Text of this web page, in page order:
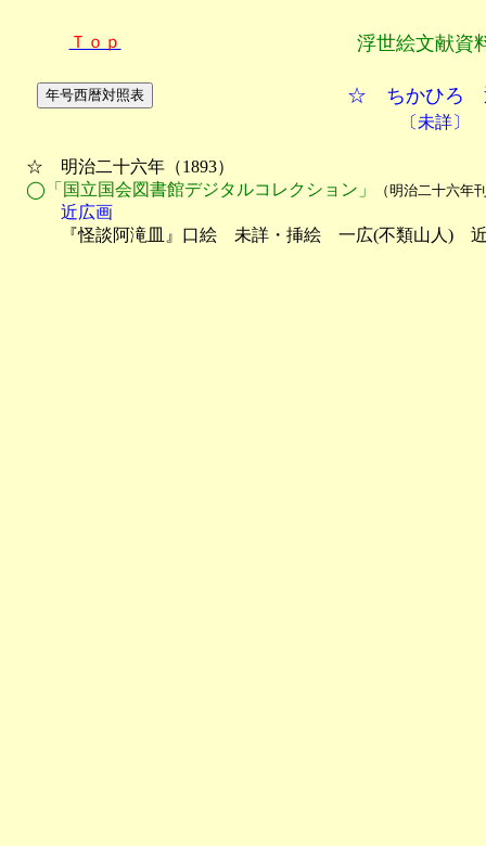
Ｔｏｐ 浮世絵文献資
☆ ちかひろ
〔未詳〕
☆　明治二十六年（1893）
◯「国立国会図書館デジタルコレクション」
（明治二十六年
近広画